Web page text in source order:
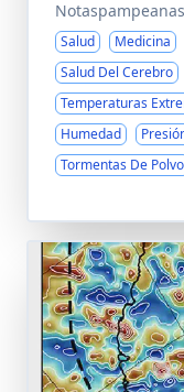
Notaspampeanas
Salud Medicina
Salud Del Cerebro
Temperaturas
Humedad
Tormentas De Polvo